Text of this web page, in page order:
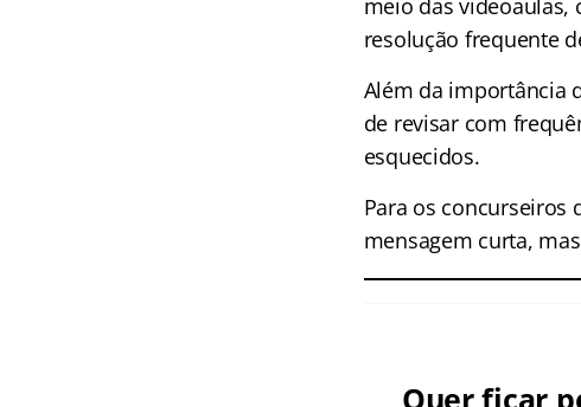
meio das
resolução frequente
Além da importância
de revisar com
esquecidos.
Para os concurseiros
mensagem curta,
Quer ficar